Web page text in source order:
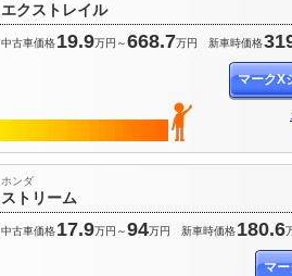
エクストレイル
中古車価格19.9万円～668.7万円 新車時価格
マークX
ストリーム
ホンダ
中古車価格17.9万円～94万円 新車時価格180.6
マ